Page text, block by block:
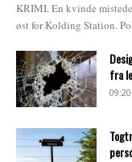
KRIMI. En kvinde
øst for Kolding Station.
fra